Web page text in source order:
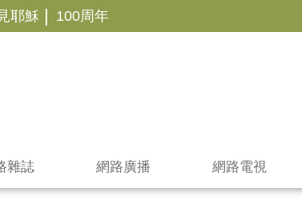
耶穌 | 100周年
雜誌 網路廣播 網路電視